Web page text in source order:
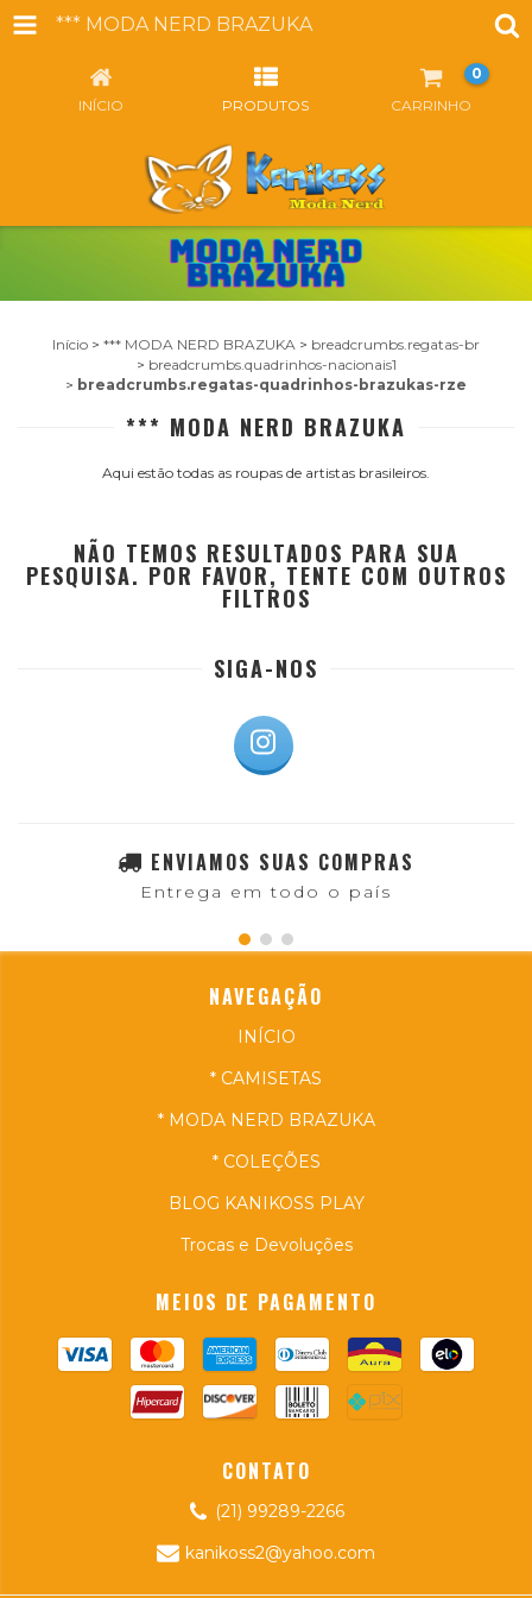
*** MODA NERD BRAZUKA
INÍCIO PRODUTOS CARRINHO
0
Início > *** MODA NERD BRAZUKA > breadcrumbs.regatas-br
> breadcrumbs.quadrinhos-nacionais1
> breadcrumbs.regatas-quadrinhos-brazukas-rze
*** MODA NERD BRAZUKA
Aqui estão todas as roupas de artistas brasileiros.
NÃO TEMOS RESULTADOS PARA SUA
PESQUISA. POR FAVOR, TENTE COM OUTROS
FILTROS
SIGA-NOS
ENVIAMOS SUAS COMPRAS
Entrega em todo o país
NAVEGAÇÃO
INÍCIO
* CAMISETAS
* MODA NERD BRAZUKA
* COLEÇÕES
BLOG KANIKOSS PLAY
Trocas e Devoluções
MEIOS DE PAGAMENTO
CONTATO
(21) 99289-2266
kanikoss2@yahoo.com